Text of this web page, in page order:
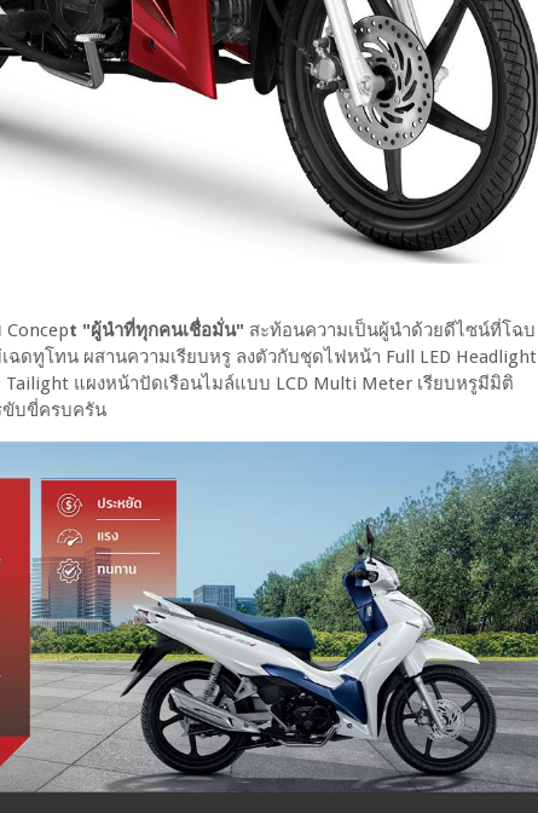
Concept "ผู้นำที่ทุกคนเชื่อมั่น" สะท้อนความเป็นผู้นำด้วยดีไซน์ที่โฉบ
ฉดทูโทน ผสานความเรียบหรู ลงตัวกับชุดไฟหน้า Full LED Headlight
Tailight แผงหน้าปัดเรือนไมล์แบบ LCD Multi Meter เรียบหรูมีมิติ
บขี่ครบครัน